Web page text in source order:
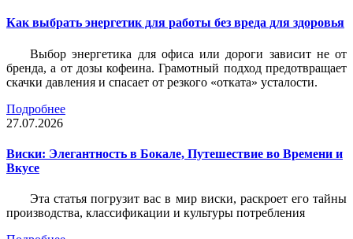
Как выбрать энергетик для работы без вреда для здоровья
Выбор энергетика для офиса или дороги зависит не от
бренда, а от дозы кофеина. Грамотный подход предотвращает
скачки давления и спасает от резкого «отката» усталости.
Подробнее
27.07.2026
Виски: Элегантность в Бокале, Путешествие во Времени и
Вкусе
Эта статья погрузит вас в мир виски, раскроет его тайны
производства, классификации и культуры потребления